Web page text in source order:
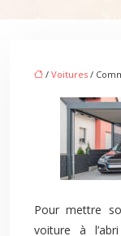
/ Voitures /
Pour mettre
voiture à